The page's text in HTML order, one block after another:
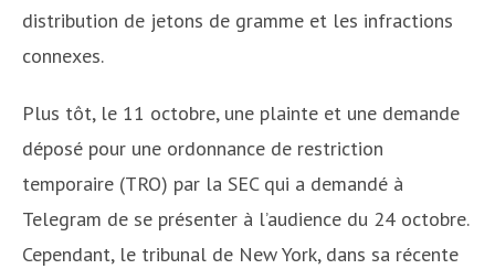
distribution de jetons de gramme et les infractions
connexes.
Plus tôt, le 11 octobre, une plainte et une demande
déposé pour une ordonnance de restriction
temporaire (TRO) par la SEC qui a demandé à
Telegram de se présenter à l’audience du 24 octobre.
Cependant, le tribunal de New York, dans sa récente